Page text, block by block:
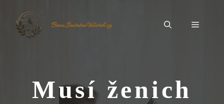
obsah
BrnoSvatebníVeletrh.cz Menu
Musí ženich